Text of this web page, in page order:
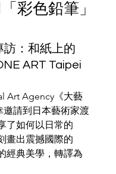
彩色鉛筆」
訪：和紙上的
ART Taipei
Art Agency《大藝
邀請到日本藝術家渡
了如何以日常的
畫出震撼國際的
經典美學，轉譯為